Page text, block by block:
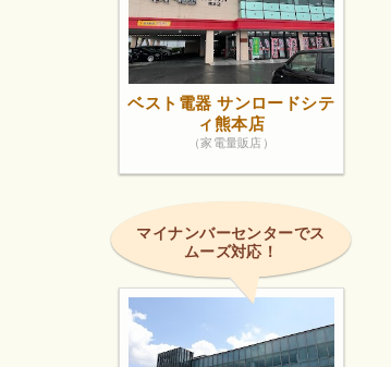
ベスト電器 サンロードシテ
ィ熊本店
（家電量販店）
マイナンバーセンターでス
ムーズ対応！